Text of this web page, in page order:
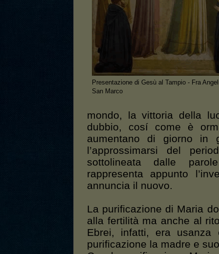
Presentazione di Gesù al Tampio - Fra
San Marco
mondo, la vittoria della
dubbio, cosí come è
aumentano di giorno in
l’approssimarsi del
sottolineata dalle
rappresenta appunto
annuncia il nuovo.
La purificazione di Maria
alla fertilità ma anche al
Ebrei, infatti, era
purificazione la madre e